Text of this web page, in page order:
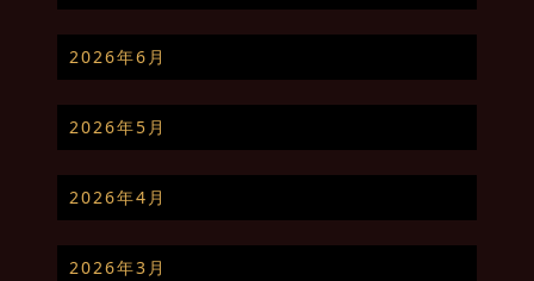
2026年6月
2026年5月
2026年4月
2026年3月